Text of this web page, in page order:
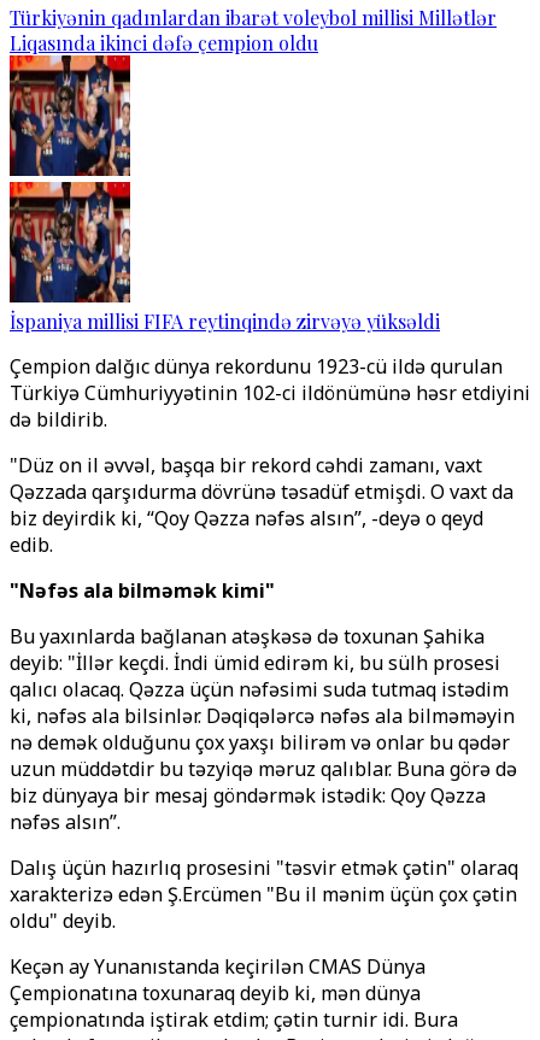
Türkiyənin qadınlardan ibarət voleybol millisi Millətlər
Liqasında ikinci dəfə çempion oldu
İspaniya millisi FIFA reytinqində zirvəyə yüksəldi
Çempion dalğıc dünya rekordunu 1923-cü ildə qurulan
Türkiyə Cümhuriyyətinin 102-ci ildönümünə həsr etdiyini
də bildirib.
"Düz on il əvvəl, başqa bir rekord cəhdi zamanı, vaxt
Qəzzada qarşıdurma dövrünə təsadüf etmişdi. O vaxt da
biz deyirdik ki, “Qoy Qəzza nəfəs alsın”, -deyə o qeyd
edib.
"Nəfəs ala bilməmək kimi"
Bu yaxınlarda bağlanan atəşkəsə də toxunan Şahika
deyib: "İllər keçdi. İndi ümid edirəm ki, bu sülh prosesi
qalıcı olacaq. Qəzza üçün nəfəsimi suda tutmaq istədim
ki, nəfəs ala bilsinlər. Dəqiqələrcə nəfəs ala bilməməyin
nə demək olduğunu çox yaxşı bilirəm və onlar bu qədər
uzun müddətdir bu təzyiqə məruz qalıblar. Buna görə də
biz dünyaya bir mesaj göndərmək istədik: Qoy Qəzza
nəfəs alsın”.
Dalış üçün hazırlıq prosesini "təsvir etmək çətin" olaraq
xarakterizə edən Ş.Ercümen "Bu il mənim üçün çox çətin
oldu" deyib.
Keçən ay Yunanıstanda keçirilən CMAS Dünya
Çempionatına toxunaraq deyib ki, mən dünya
çempionatında iştirak etdim; çətin turnir idi. Bura